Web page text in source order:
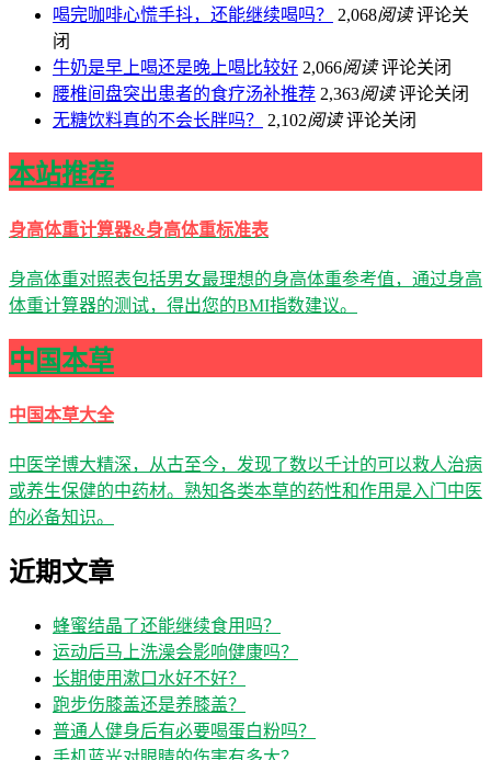
喝完咖啡心慌手抖，还能继续喝吗？​
2,068阅读 评论关
闭
牛奶是早上喝还是晚上喝比较好 2,066阅读 评论关闭
腰椎间盘突出患者的食疗汤补推荐 2,363阅读 评论关闭
无糖饮料真的不会长胖吗？
2,102阅读 评论关闭
本站推荐
身高体重计算器&身高体重标准表
身高体重对照表包括男女最理想的身高体重参考值，通过身高
体重计算器的测试，得出您的BMI指数建议。
中国本草
中国本草大全
中医学博大精深，从古至今，发现了数以千计的可以救人治病
或养生保健的中药材。熟知各类本草的药性和作用是入门中医
的必备知识。
近期文章
蜂蜜结晶了还能继续食用吗？
运动后马上洗澡会影响健康吗？
长期使用漱口水好不好？
跑步伤膝盖还是养膝盖？
普通人健身后有必要喝蛋白粉吗？